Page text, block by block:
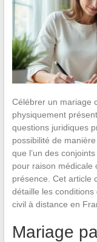
Célébrer un mariage
physiquement
questions juridiques
possibilité de
que l’un des
pour raison médicale
présence. Cet article
détaille les conditions
civil à distance en
Mariage